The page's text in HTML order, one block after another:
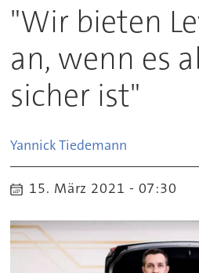
"Wir bieten
an, wenn es
sicher ist"
YannickTiedemann
15. März 2021 - 07:30